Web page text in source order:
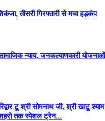
तीसरी गिरफ्तारी से मचा हड़कंप
न्याय, जनकल्याणकारी योजनाओं
टू श्री सोमनाथ जी, श्री खाटू श्याम
शहरो तक स्पेशल ट्रेन...